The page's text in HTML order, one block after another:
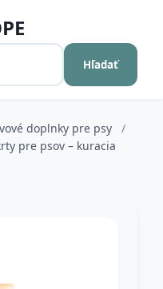
Hľadať
doplnky pre psy
/
pre psov – kuracia